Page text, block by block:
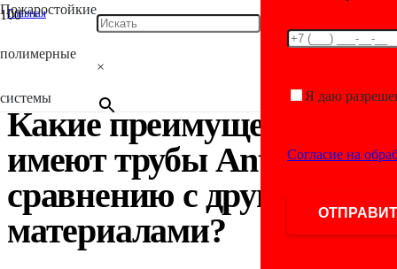
Пожаростойкие
полимерные
системы
×
Я даю
Согласие на
Главная
/
/
Какие преимущества имеют трубы AntiFire по сравнению с другими
Какие преимущества
имеют трубы AntiFire по
сравнению с другими
материалами?